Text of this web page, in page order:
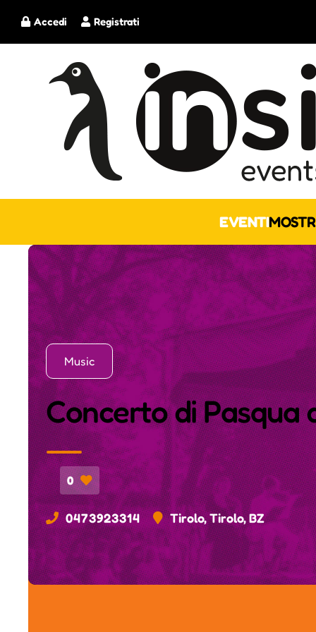
Registrati
Accedi
EVENTI
Music
Concerto di Pasqua
0
0473923314 Tirolo, Tirolo, BZ